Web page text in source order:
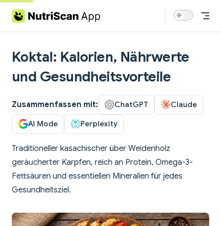
Skip to content
Koktal: Kalorien, Nährwerte
und Gesundheitsvorteile
Zusammenfassen mit: ChatGPT Claude
AI Mode Perplexity
Traditioneller kasachischer über Weidenholz
geräucherter Karpfen, reich an Protein, Omega-3-
Fettsäuren und essentiellen Mineralien für jedes
Gesundheitsziel.